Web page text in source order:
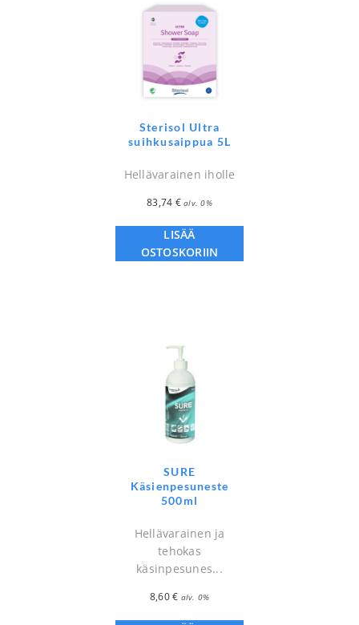
Sterisol Ultra
suihkusaippua 5L
Hellävarainen iholle
83,74 € alv. 0%
LISÄÄ
OSTOSKORIIN
SURE
Käsienpesuneste
500ml
Hellävarainen ja
tehokas
käsinpesunes...
8,60€ alv. 0%